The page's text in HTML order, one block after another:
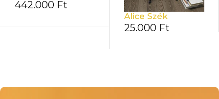
442.000 Ft
Alice Szék
25.000 Ft